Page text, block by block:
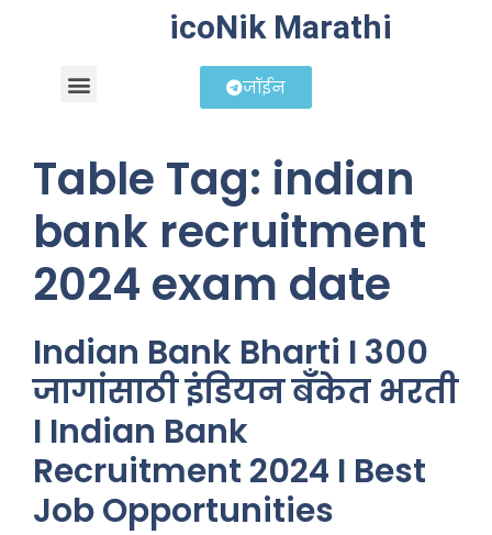
icoNik Marathi
जॉईन
Table Tag: indian
bank recruitment
2024 exam date
Indian Bank Bharti I 300
जागांसाठी इंडियन बँकेत भरती
I Indian Bank
Recruitment 2024 I Best
Job Opportunities